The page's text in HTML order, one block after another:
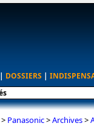
| DOSSIERS |
> Panasonic>Archives>